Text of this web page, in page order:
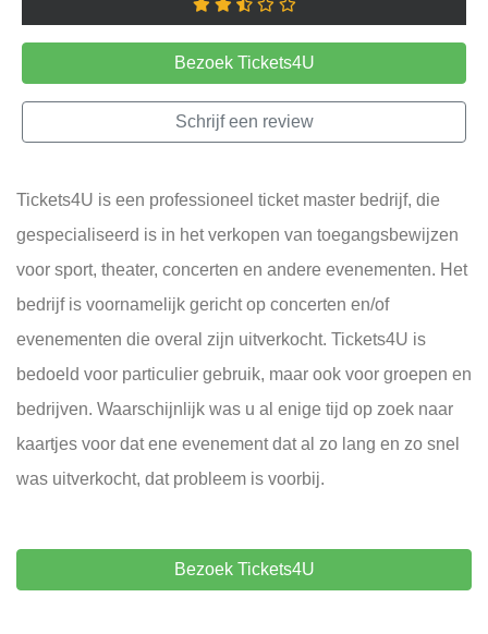
Bezoek Tickets4U
Schrijf een review
Tickets4U is een professioneel ticket master bedrijf, die
gespecialiseerd is in het verkopen van toegangsbewijzen
voor sport, theater, concerten en andere evenementen. Het
bedrijf is voornamelijk gericht op concerten en/of
evenementen die overal zijn uitverkocht. Tickets4U is
bedoeld voor particulier gebruik, maar ook voor groepen en
bedrijven. Waarschijnlijk was u al enige tijd op zoek naar
kaartjes voor dat ene evenement dat al zo lang en zo snel
was uitverkocht, dat probleem is voorbij.
Bezoek Tickets4U